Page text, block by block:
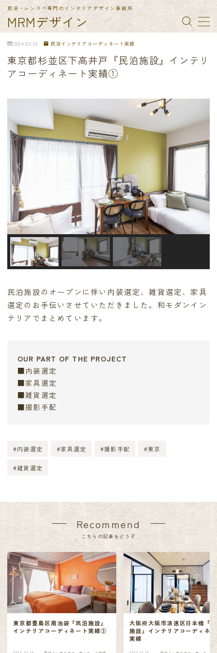
MRMデザイン
民泊・レンスペ専門のインテリアデザイン事務所
MENU
TOP
民泊備品一覧
会社概要
お問合せ
特定商取引法に基づく表記
2024.03.29 民泊インテリアコーディネート実績
東京都杉並区下高井戸『民泊施設』インテリ
アコーディネート実績①
民泊施設のオープンに伴い内装選定、雑貨選定、家具
選定のお手伝いさせていただきました。和モダンイン
テリアでまとめています。
OUR PART OF THE PROJECT
■内装選定
■家具選定
■雑貨選定
■撮影手配
#内装選定 #家具選定 #撮影手配 #東京
#雑貨選定
Recommend
こちらの記事もどうぞ
東京都豊島区南池袋『民泊施設』
インテリアコーディネート実績③
大阪府大阪市浪速区日本橋『
施設』インテリアコーディネ
実績